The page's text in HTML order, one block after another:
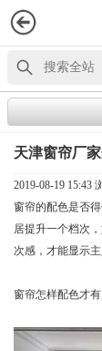
天津窗帘厂
2019-08-19 15:43
窗帘的配色是否
居提升一个档次
次感，才能显示主
窗帘怎样配色才